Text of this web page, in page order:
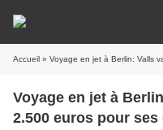
Accueil » Voyage en jet à Berlin: Valls
Voyage en jet à
2.500 euros pour